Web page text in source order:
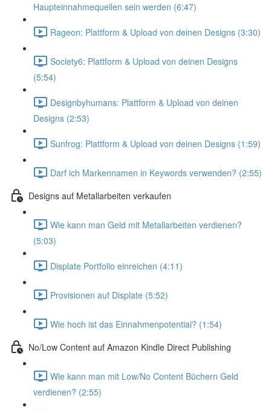
Haupteinnahmequellen sein werden (6:47)
Rageon: Plattform & Upload von deinen Designs (3:30)
Society6: Plattform & Upload von deinen Designs
(5:54)
Designbyhumans: Plattform & Upload von deinen
Designs (2:53)
Sunfrog: Plattform & Upload von deinen Designs (1:59)
Darf ich Markennamen in Keywords verwenden? (2:55)
Designs auf Metallarbeiten verkaufen
Wie kann man Geld mit Metallarbeiten verdienen?
(5:03)
Displate Portfolio einreichen (4:11)
Provisionen auf Displate (5:52)
Wie hoch ist das Einnahmenpotential? (1:54)
No/Low Content auf Amazon Kindle Direct Publishing
Wie kann man mit Low/No Content Büchern Geld
verdienen? (2:55)